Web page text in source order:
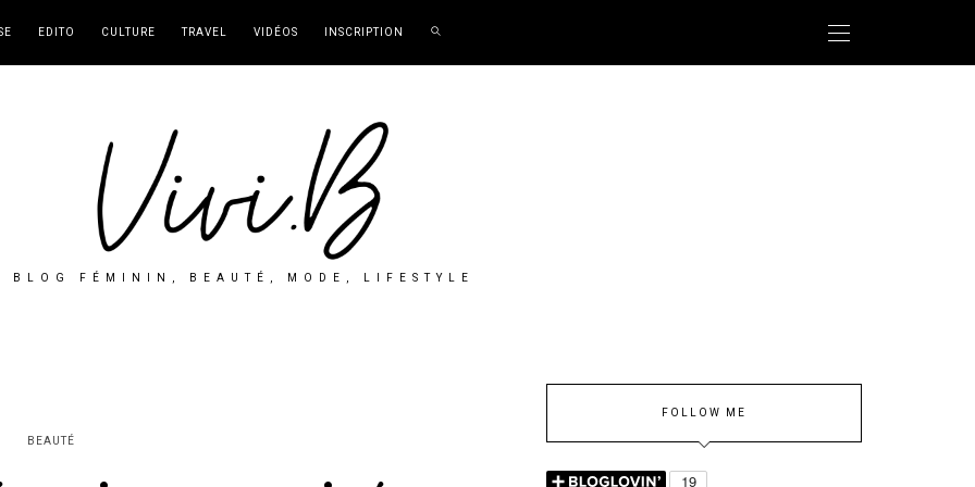
EDITO CULTURE TRAVEL VIDÉOS INSCRIPTION
BLOG FÉMININ, BEAUTÉ, MODE, LIFESTYLE
BEAUTÉ
FOLLOW ME